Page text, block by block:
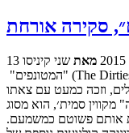
סקירה אורחת
מאת שני קיניסו
"המטונפים" (The Dirties), סרטו החדש והמדובר של מאט ג'ונסון
וזכה כמעט עם צאתו
סמית׳, הוא מסוג
אותם פשוטם כמשמעם.